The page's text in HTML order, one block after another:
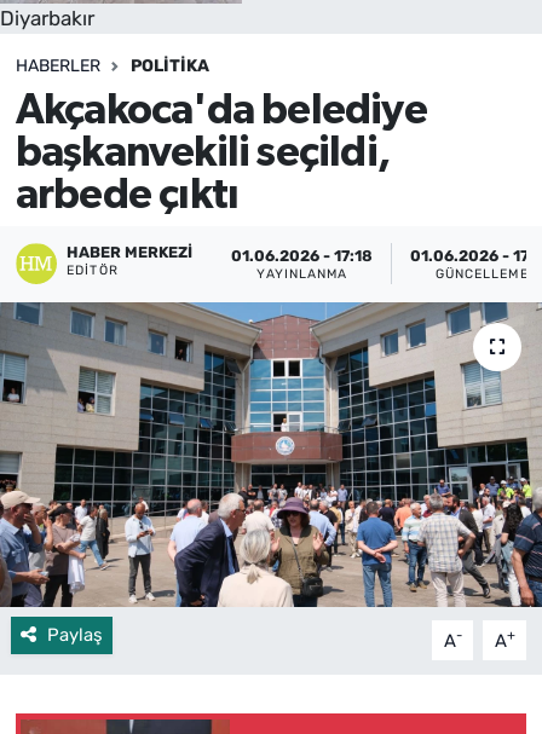
Diyarbakır
HABERLER POLITIKA
Akçakoca'da belediye
başkanvekili seçildi,
arbede çıktı
HABER MERKEZI
EDITÖR
01.06.2026 - 17:18
YAYINLANMA
01.06.2026 -
GÜNCELLEME
Paylaş A- A+